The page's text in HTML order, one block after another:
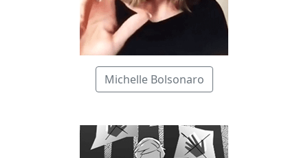
Michelle Bolsonaro